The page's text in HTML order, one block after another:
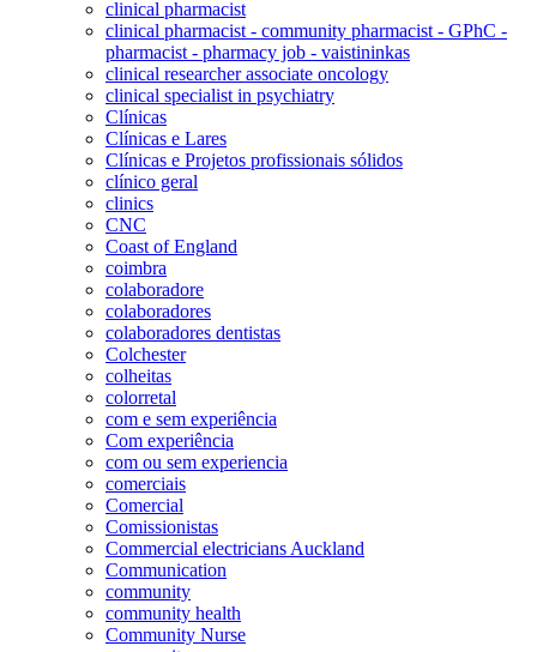
clinical pharmacist
clinical pharmacist - community pharmacist - GPhC -
pharmacist - pharmacy job - vaistininkas
clinical researcher associate oncology
clinical specialist in psychiatry
Clínicas
Clínicas e Lares
Clínicas e Projetos profissionais sólidos
clínico geral
clinics
CNC
Coast of England
coimbra
colaboradore
colaboradores
colaboradores dentistas
Colchester
colheitas
colorretal
com e sem experiência
Com experiência
com ou sem experiencia
comerciais
Comercial
Comissionistas
Commercial electricians Auckland
Communication
community
community health
Community Nurse